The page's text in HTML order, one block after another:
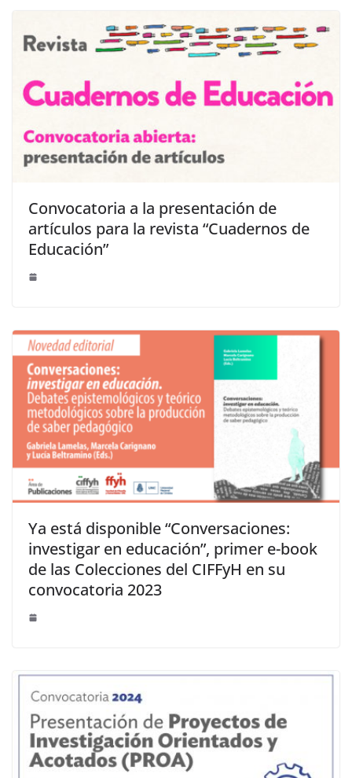
Convocatoria a la presentación de
artículos para la revista “Cuadernos de
Educación”
Ya está disponible “Conversaciones:
investigar en educación”, primer e-book
de las Colecciones del CIFFyH en su
convocatoria 2023